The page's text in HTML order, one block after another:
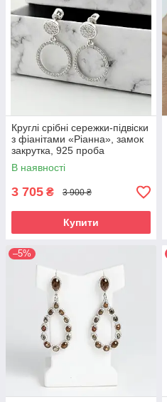
Круглі срібні сережки-підвіски
з фіанітами «Ріанна», замок
закрутка, 925 проба
В наявності
3 705 ₴ 3 900 ₴
Купити
–5%